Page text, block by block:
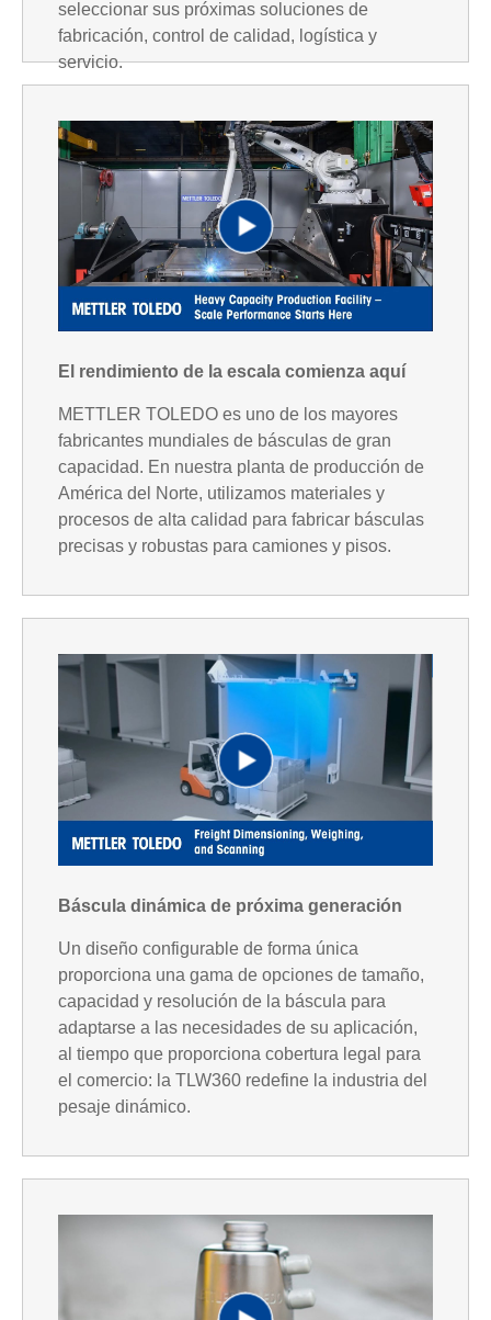
seleccionar sus próximas soluciones de
fabricación, control de calidad, logística y
servicio.
P
l
a
y
V
i
d
e
o
El rendimiento de la escala comienza aquí
METTLER TOLEDO es uno de los mayores
fabricantes mundiales de básculas de gran
capacidad. En nuestra planta de producción de
América del Norte, utilizamos materiales y
procesos de alta calidad para fabricar básculas
precisas y robustas para camiones y pisos.
P
l
a
V
Báscula dinámica de próxima generación
Un diseño configurable de forma única
proporciona una gama de opciones de tamaño,
capacidad y resolución de la báscula para
adaptarse a las necesidades de su aplicación,
al tiempo que proporciona cobertura legal para
el comercio: la TLW360 redefine la industria del
pesaje dinámico.